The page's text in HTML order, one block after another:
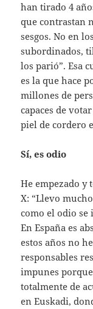
han tirado 4
que contrastan
sesgos. No en
subordinados,
los parió”. Esa
es la que hace
millones de
capaces de
piel de cordero
Sí, es odio
He empezado
X: “Llevo
como el odio
En España es
estos años no
responsables
impunes
totalmente de
en Euskadi,